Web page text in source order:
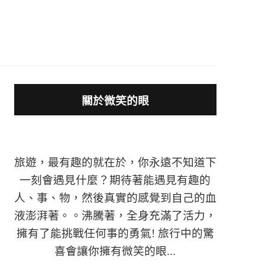
關於微笑的眼
旅遊，最有趣的就在於，你永遠不知道下
一刻會遇見什麼？期待著能遇見有趣的
人、事、物，然後真實的感覺到自己的血
液澎湃著。。沸騰著，全身充滿了活力，
擁有了能挑戰任何事的勇氣! 旅行中的驚
喜會讓你擁有微笑的眼...